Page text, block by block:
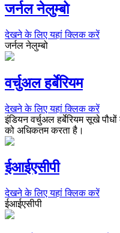
जर्नल नेलुम्बो
देखने के लिए यहां क्लिक करें
जर्नल नेलुम्बो
वर्चुअल हर्बेरियम
देखने के लिए यहां क्लिक करें
इंडियन वर्चुअल हर्बेरियम सूखे
को अधिकतम करता है।
ईआईएसीपी
देखने के लिए यहां क्लिक करें
ईआईएसीपी